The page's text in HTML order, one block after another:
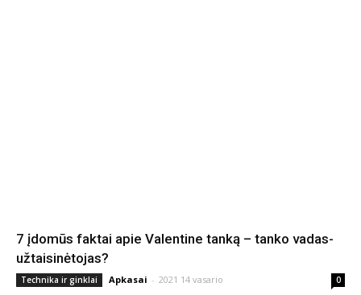
7 įdomūs faktai apie Valentine tanką – tanko vadas-
užtaisinėtojas?
Technika ir ginklai Apkasai - 2021 14 vasario 0